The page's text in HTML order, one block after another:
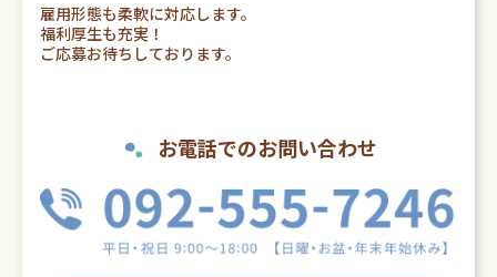
雇用形態も柔軟に対応します。
福利厚生も充実！
ご応募お待ちしております。
お電話でのお問い合わせ